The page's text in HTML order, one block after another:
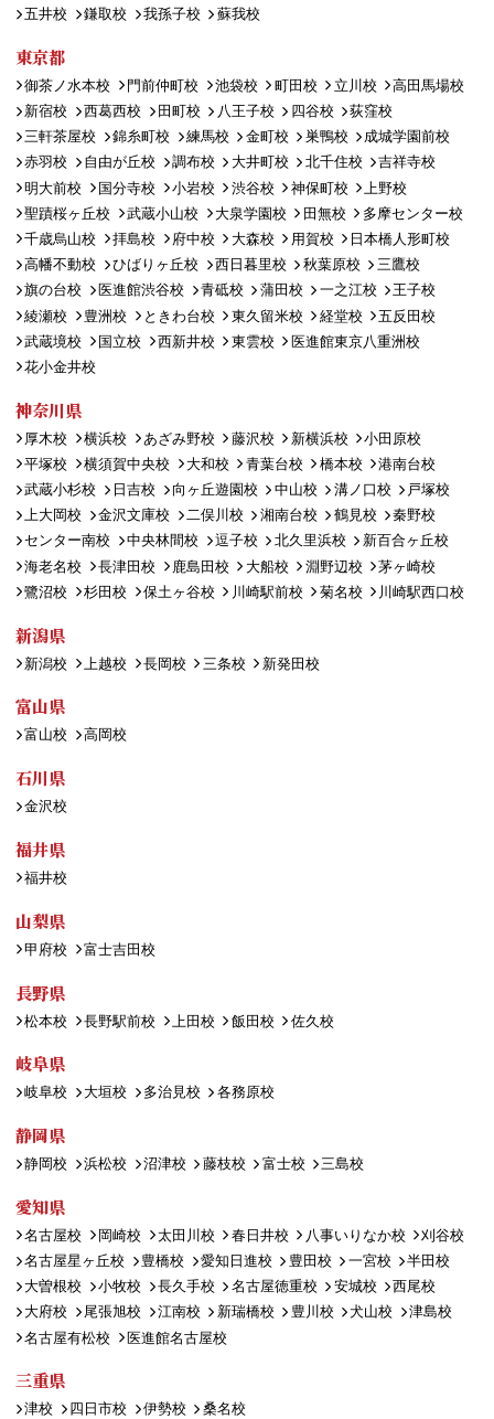
五井校
鎌取校 我孫子校 蘇我校
東京都
御茶ノ水本校 門前仲町校 池袋校 町田校 立川校
高田馬場校
新宿校
西葛西校 田町校 八王子校 四谷校
荻窪校
三軒茶屋校
錦糸町校 練馬校 金町校 巣鴨校
成城学園前校
赤羽校
自由が丘校 調布校 大井町校 北千住校
吉祥寺校
明大前校
国分寺校 小岩校 渋谷校 神保町校
上野校
聖蹟桜ヶ丘校
武蔵小山校 大泉学園校 田無校
多摩センター校
千歳烏山校
拝島校 府中校 大森校 用賀校
日本橋人形町校
高幡不動校
ひばりヶ丘校 西日暮里校 秋葉原校
三鷹校
旗の台校
医進館渋谷校 青砥校 蒲田校 一之江校
王子校
綾瀬校
豊洲校 ときわ台校 東久留米校 経堂校
五反田校
武蔵境校
国立校 西新井校 東雲校
医進館東京八重洲校
花小金井校
神奈川県
厚木校 横浜校 あざみ野校 藤沢校 新横浜校
小田原校
平塚校
横須賀中央校 大和校 青葉台校 橋本校
港南台校
武蔵小杉校
日吉校 向ヶ丘遊園校 中山校 溝ノ口校
戸塚校
上大岡校
金沢文庫校 二俣川校 湘南台校 鶴見校
秦野校
センター南校
中央林間校 逗子校 北久里浜校
新百合ヶ丘校
海老名校
長津田校 鹿島田校 大船校 淵野辺校
茅ヶ崎校
鷺沼校
杉田校 保土ヶ谷校 川崎駅前校 菊名校 川崎駅西口校
新潟県
新潟校 上越校 長岡校 三条校 新発田校
富山県
富山校 高岡校
石川県
金沢校
福井県
福井校
山梨県
甲府校 富士吉田校
長野県
松本校 長野駅前校 上田校 飯田校 佐久校
岐阜県
岐阜校 大垣校 多治見校 各務原校
静岡県
静岡校 浜松校 沼津校 藤枝校 富士校 三島校
愛知県
名古屋校 岡崎校 太田川校 春日井校 八事いりなか校
刈谷校
名古屋星ヶ丘校
豊橋校 愛知日進校 豊田校 一宮校
半田校
大曽根校
小牧校 長久手校 名古屋徳重校 安城校
西尾校
大府校
尾張旭校 江南校 新瑞橋校 豊川校 犬山校
津島校
名古屋有松校
医進館名古屋校
三重県
津校 四日市校 伊勢校 桑名校